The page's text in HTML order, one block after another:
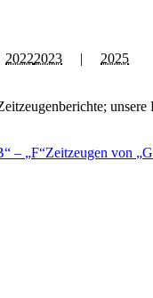
20222023 | 2025
unsere
– F Zeitzeugen von G